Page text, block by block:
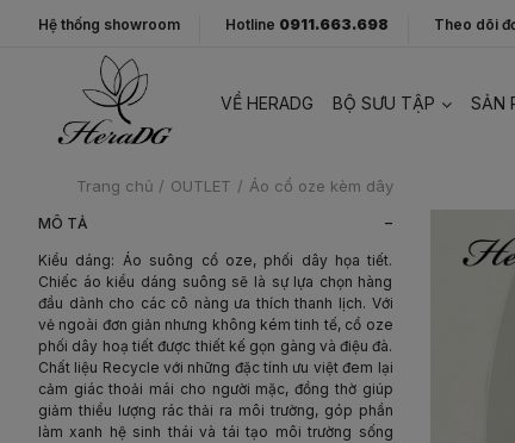
Hệ thống showroom Hotline 0911.663.698 Theo dõi
VỀ HERADG BỘ SƯU TẬP SẢN
Trang chủ / OUTLET / Áo cổ oze kèm dây
MÔ TẢ -
Kiểu dáng: Áo suông cổ oze, phối dây họa tiết.
Chiếc áo kiểu dáng suông sẽ là sự lựa chọn hàng
đầu dành cho các cô nàng ưa thích thanh lịch. Với
vẻ ngoài đơn giản nhưng không kém tinh tế, cổ oze
phối dây hoạ tiết được thiết kế gọn gàng và điệu đà.
Chất liệu Recycle với những đặc tính ưu việt đem lại
cảm giác thoải mái cho người mặc, đồng thờ giúp
giảm thiểu lượng rác thải ra môi trường, góp phần
làm xanh hệ sinh thái và tái tạo môi trường sống